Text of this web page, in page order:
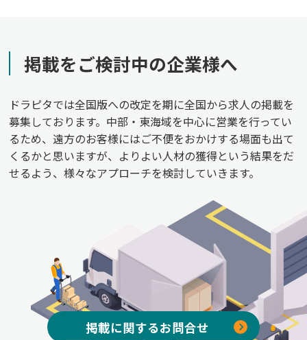
掲載をご検討中の企業様へ
ドラピタでは全国版への改定を期に全国から求人の掲載を
募集しております。中部・東海域を中心に営業を行ってい
るため、遠方のお客様にはご不便をおかけする場面も出て
くるかと思いますが、よりよい人材の獲得という結果をだ
せるよう、様々なアプローチを検討していきます。
掲載に関するお問合せ